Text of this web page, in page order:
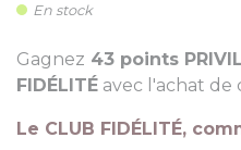
En stock
Gagnez 43 points
FIDÉLITÉ avec l'achat
Le CLUB FIDÉLITÉ,